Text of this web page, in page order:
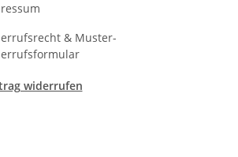
& Muster-
widerrufen